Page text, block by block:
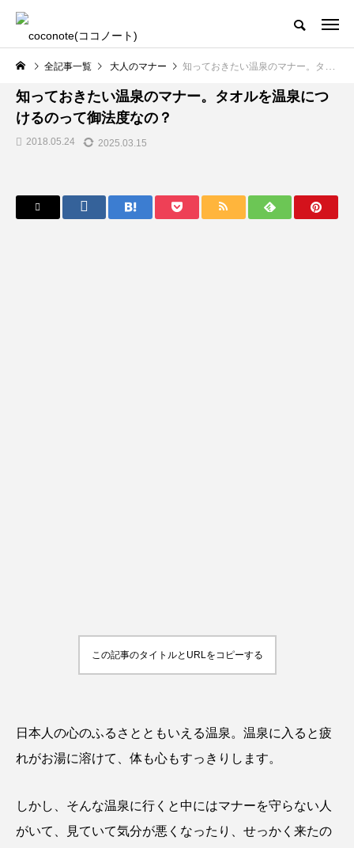
全記事一覧 大人のマナー 知っておきたい温泉のマナー。タオルを温泉につけるのって御法度なの？
大人のマナー
知っておきたい温泉のマナー。タオルを温泉につ
けるのって御法度なの？
2018.05.24 2025.03.15
この記事のタイトルとURLをコピーする
日本人の心のふるさとともいえる温泉。温泉に入ると疲
れがお湯に溶けて、体も心もすっきりします。
しかし、そんな温泉に行くと中にはマナーを守らない人
がいて、見ていて気分が悪くなったり、せっかく来たの